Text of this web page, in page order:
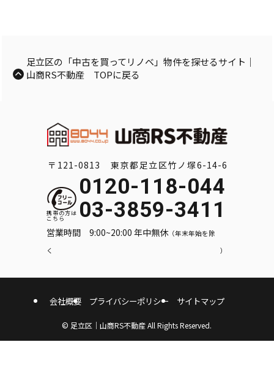
足立区の「中古を買ってリノベ」物件を探せるサイト｜
山商RS不動産 TOPに戻る
〒121-0813 東京都足立区竹ノ塚6-14-6
0120-118-044
03-3859-3411
営業時間 9:00~20:00 年中無休（年末年始を除
く）
会社概要 プライバシーポリシー サイトマップ
© 足立区｜山商RS不動産 All Rights Reserved.